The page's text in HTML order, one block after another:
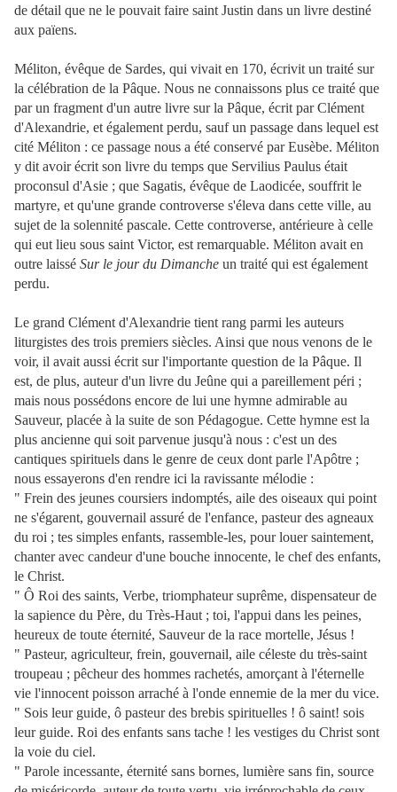
de détail que ne le pouvait faire saint Justin dans un livre destiné
aux païens.
Méliton, évêque de Sardes, qui vivait en 170, écrivit un traité sur
la célébration de la Pâque. Nous ne connaissons plus ce traité que
par un fragment d'un autre livre sur la Pâque, écrit par Clément
d'Alexandrie, et également perdu, sauf un passage dans lequel est
cité Méliton : ce passage nous a été conservé par Eusèbe. Méliton
y dit avoir écrit son livre du temps que Servilius Paulus était
proconsul d'Asie ; que Sagatis, évêque de Laodicée, souffrit le
martyre, et qu'une grande controverse s'éleva dans cette ville, au
sujet de la solennité pascale. Cette controverse, antérieure à celle
qui eut lieu sous saint Victor, est remarquable. Méliton avait en
outre laissé Sur le jour du Dimanche un traité qui est également
perdu.
Le grand Clément d'Alexandrie tient rang parmi les auteurs
liturgistes des trois premiers siècles. Ainsi que nous venons de le
voir, il avait aussi écrit sur l'importante question de la Pâque. Il
est, de plus, auteur d'un livre du Jeûne qui a pareillement péri ;
mais nous possédons encore de lui une hymne admirable au
Sauveur, placée à la suite de son Pédagogue. Cette hymne est la
plus ancienne qui soit parvenue jusqu'à nous : c'est un des
cantiques spirituels dans le genre de ceux dont parle l'Apôtre ;
nous essayerons d'en rendre ici la ravissante mélodie :
" Frein des jeunes coursiers indomptés, aile des oiseaux qui point
ne s'égarent, gouvernail assuré de l'enfance, pasteur des agneaux
du roi ; tes simples enfants, rassemble-les, pour louer saintement,
chanter avec candeur d'une bouche innocente, le chef des enfants,
le Christ.
" Ô Roi des saints, Verbe, triomphateur suprême, dispensateur de
la sapience du Père, du Très-Haut ; toi, l'appui dans les peines,
heureux de toute éternité, Sauveur de la race mortelle, Jésus !
" Pasteur, agriculteur, frein, gouvernail, aile céleste du très-saint
troupeau ; pêcheur des hommes rachetés, amorçant à l'éternelle
vie l'innocent poisson arraché à l'onde ennemie de la mer du vice.
" Sois leur guide, ô pasteur des brebis spirituelles ! ô saint! sois
leur guide. Roi des enfants sans tache ! les vestiges du Christ sont
la voie du ciel.
" Parole incessante, éternité sans bornes, lumière sans fin, source